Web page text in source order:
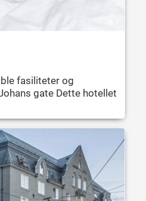
fasiliteter og
gate Dette hotellet